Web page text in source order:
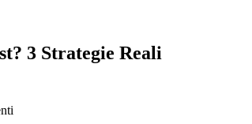
3 Strategie Reali